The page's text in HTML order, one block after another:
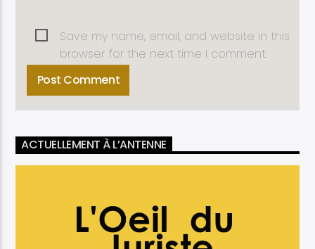
Save my name, email, and website in this
browser for the next time I comment.
ACTUELLEMENT À L’ANTENNE